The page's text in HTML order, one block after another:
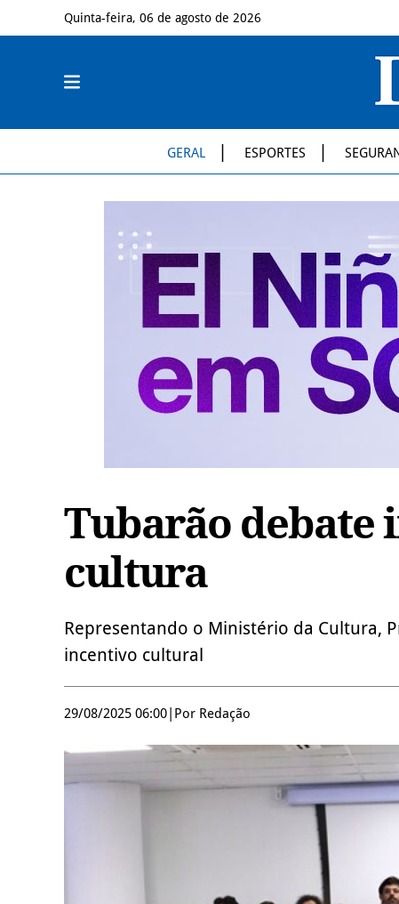
Quinta-feira, 06 de agosto de 2026
GERAL ESPORTES
Tubarão debate
cultura
Representando o Ministério da Cultura,
incentivo cultural
29/08/2025 06:00 Por Redação